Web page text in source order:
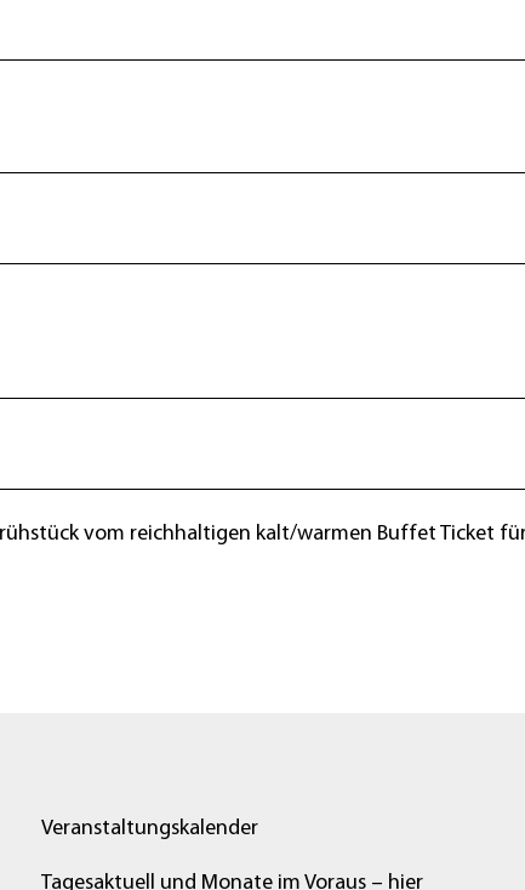
vom reichhaltigen kalt/warmen Buffet Ticket
Veranstaltungskalender
Tagesaktuell und Monate im Voraus – hier